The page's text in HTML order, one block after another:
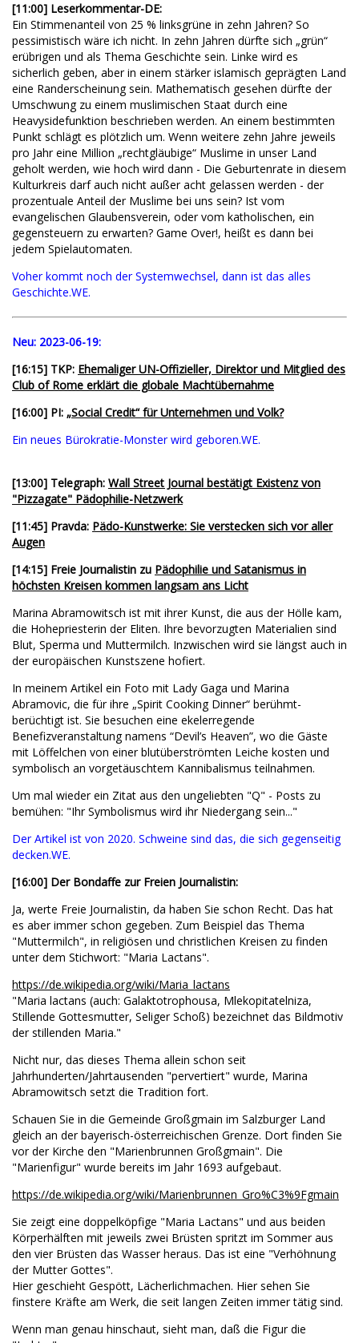
[11:00] Leserkommentar-DE:
Ein Stimmenanteil von 25 % linksgrüne in zehn Jahren? So
pessimistisch wäre ich nicht. In zehn Jahren dürfte sich „grün“
erübrigen und als Thema Geschichte sein. Linke wird es
sicherlich geben, aber in einem stärker islamisch geprägten Land
eine Randerscheinung sein. Mathematisch gesehen dürfte der
Umschwung zu einem muslimischen Staat durch eine
Heavysidefunktion beschrieben werden. An einem bestimmten
Punkt schlägt es plötzlich um. Wenn weitere zehn Jahre jeweils
pro Jahr eine Million „rechtgläubige“ Muslime in unser Land
geholt werden, wie hoch wird dann - Die Geburtenrate in diesem
Kulturkreis darf auch nicht außer acht gelassen werden - der
prozentuale Anteil der Muslime bei uns sein? Ist vom
evangelischen Glaubensverein, oder vom katholischen, ein
gegensteuern zu erwarten? Game Over!, heißt es dann bei
jedem Spielautomaten.
Voher kommt noch der Systemwechsel, dann ist das alles
Geschichte.WE.
Neu: 2023-06-19:
[16:15] TKP: Ehemaliger UN-Offizieller, Direktor und Mitglied des
Club of Rome erklärt die globale Machtübernahme
[16:00] PI: „Social Credit“ für Unternehmen und Volk?
Ein neues Bürokratie-Monster wird geboren.WE.
[13:00] Telegraph: Wall Street Journal bestätigt Existenz von
"Pizzagate" Pädophilie-Netzwerk
[11:45] Pravda: Pädo-Kunstwerke: Sie verstecken sich vor aller
Augen
[14:15] Freie Journalistin zu Pädophilie und Satanismus in
höchsten Kreisen kommen langsam ans Licht
Marina Abramowitsch ist mit ihrer Kunst, die aus der Hölle kam,
die Hohepriesterin der Eliten. Ihre bevorzugten Materialien sind
Blut, Sperma und Muttermilch. Inzwischen wird sie längst auch in
der europäischen Kunstszene hofiert.
In meinem Artikel ein Foto mit Lady Gaga und Marina
Abramovic, die für ihre „Spirit Cooking Dinner“ berühmt-
berüchtigt ist. Sie besuchen eine ekelerregende
Benefizveranstaltung namens “Devil’s Heaven”, wo die Gäste
mit Löffelchen von einer blutüberströmten Leiche kosten und
symbolisch an vorgetäuschtem Kannibalismus teilnahmen.
Um mal wieder ein Zitat aus den ungeliebten "Q" - Posts zu
bemühen: "Ihr Symbolismus wird ihr Niedergang sein..."
Der Artikel ist von 2020. Schweine sind das, die sich gegenseitig
decken.WE.
[16:00] Der Bondaffe zur Freien Journalistin:
Ja, werte Freie Journalistin, da haben Sie schon Recht. Das hat
es aber immer schon gegeben. Zum Beispiel das Thema
"Muttermilch", in religiösen und christlichen Kreisen zu finden
unter dem Stichwort: "Maria Lactans".
https://de.wikipedia.org/wiki/Maria_lactans
"Maria lactans (auch: Galaktotrophousa, Mlekopitatelniza,
Stillende Gottesmutter, Seliger Schoß) bezeichnet das Bildmotiv
der stillenden Maria."
Nicht nur, das dieses Thema allein schon seit
Jahrhunderten/Jahrtausenden "pervertiert" wurde, Marina
Abramowitsch setzt die Tradition fort.
Schauen Sie in die Gemeinde Großgmain im Salzburger Land
gleich an der bayerisch-österreichischen Grenze. Dort finden Sie
vor der Kirche den "Marienbrunnen Großgmain". Die
"Marienfigur" wurde bereits im Jahr 1693 aufgebaut.
https://de.wikipedia.org/wiki/Marienbrunnen_Gro%C3%9Fgmain
Sie zeigt eine doppelköpfige "Maria Lactans" und aus beiden
Körperhälften mit jeweils zwei Brüsten spritzt im Sommer aus
den vier Brüsten das Wasser heraus. Das ist eine "Verhöhnung
der Mutter Gottes".
Hier geschieht Gespött, Lächerlichmachen. Hier sehen Sie
finstere Kräfte am Werk, die seit langen Zeiten immer tätig sind.
Wenn man genau hinschaut, sieht man, daß die Figur die